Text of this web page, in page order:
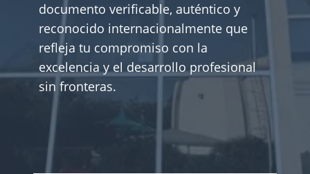
documento verificable, auténtico y
reconocido internacionalmente que
refleja tu compromiso con la
excelencia y el desarrollo profesional
sin fronteras.